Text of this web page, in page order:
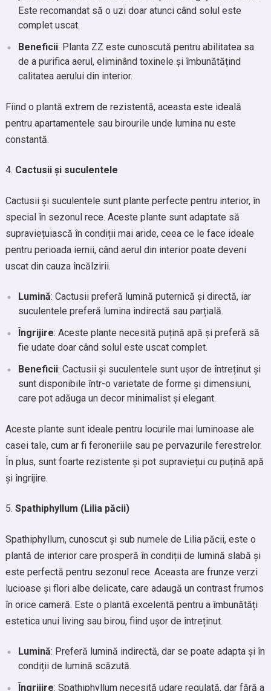
Este recomandat să o uzi doar atunci când solul este
complet uscat.
Beneficii: Planta ZZ este cunoscută pentru abilitatea sa
de a purifica aerul, eliminând toxinele și îmbunătățind
calitatea aerului din interior.
Fiind o plantă extrem de rezistentă, aceasta este ideală
pentru apartamentele sau birourile unde lumina nu este
constantă.
Cactusii și suculentele
Cactusii și suculentele sunt plante perfecte pentru interior, în
special în sezonul rece. Aceste plante sunt adaptate să
supraviețuiască în condiții mai aride, ceea ce le face ideale
pentru perioada iernii, când aerul din interior poate deveni
uscat din cauza încălzirii.
Lumină: Cactusii preferă lumină puternică și directă, iar
suculentele preferă lumina indirectă sau parțială.
Îngrijire: Aceste plante necesită puțină apă și preferă să
fie udate doar când solul este uscat complet.
Beneficii: Cactusii și suculentele sunt ușor de întreținut și
sunt disponibile într-o varietate de forme și dimensiuni,
care pot adăuga un decor minimalist și elegant.
Aceste plante sunt ideale pentru locurile mai luminoase ale
casei tale, cum ar fi feroneriile sau pe pervazurile ferestrelor.
În plus, sunt foarte rezistente și pot supraviețui cu puțină apă
și îngrijire.
Spathiphyllum (Lilia păcii)
Spathiphyllum, cunoscut și sub numele de Lilia păcii, este o
plantă de interior care prosperă în condiții de lumină slabă și
este perfectă pentru sezonul rece. Aceasta are frunze verzi
lucioase și flori albe delicate, care adaugă un contrast frumos
în orice cameră. Este o plantă excelentă pentru a îmbunătăți
estetica unui living sau birou, fiind ușor de întreținut.
Lumină: Preferă lumină indirectă, dar se poate adapta și în
condiții de lumină scăzută.
Îngrijire: Spathiphyllum necesită udare regulată, dar fără a